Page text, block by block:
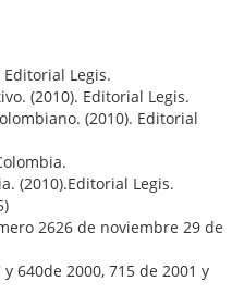
Editorial Legis.
(2010). Editorial Legis.
(2010). Editorial
(2010).Editorial Legis.
2626 de noviembre 29 de
640de 2000, 715 de 2001 y